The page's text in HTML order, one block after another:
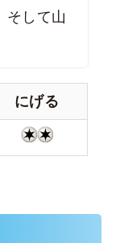
そして山
にげる